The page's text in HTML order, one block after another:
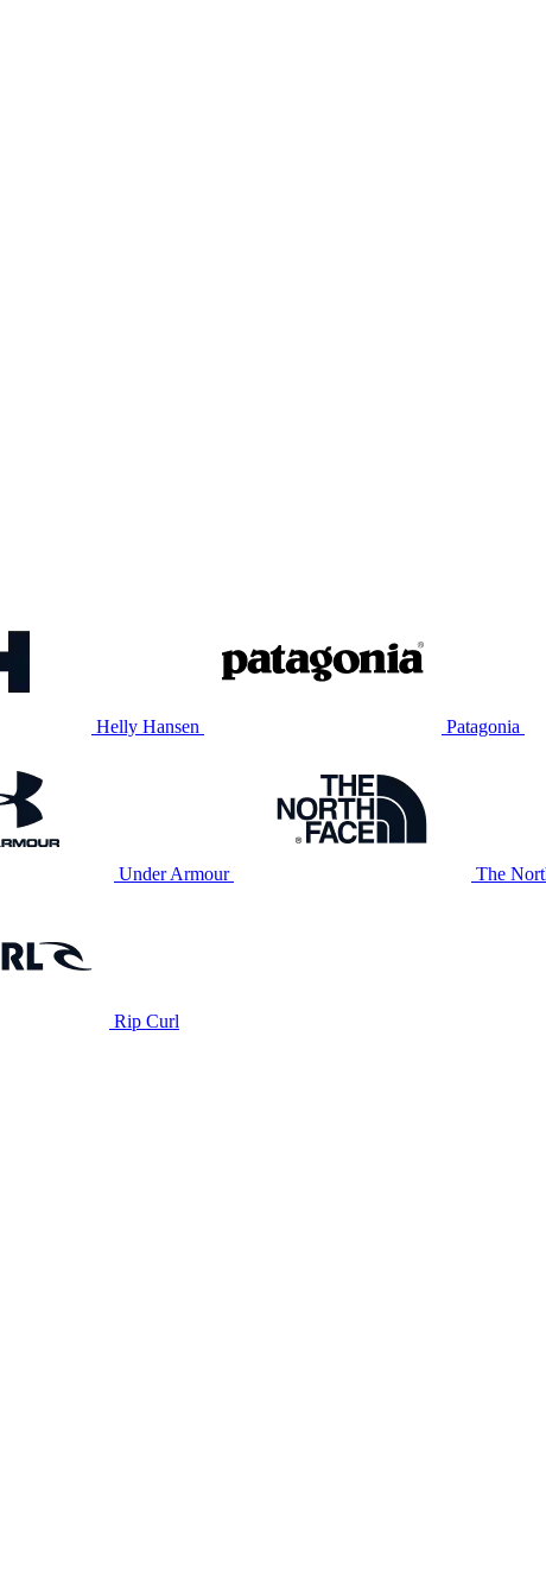
Helly Hansen Patagonia
Under Armour The
Rip Curl